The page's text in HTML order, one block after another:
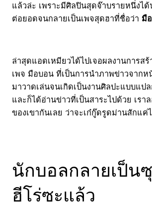
แล้วล่ะ เพราะมีศิลปินสุดจ๊าบรายหนึ่งไ
ต่อยอดจนกลายเป็นเพจสุดฮาที่ชื่อว่า มื
ล่าสุดแอดเหมียวได้ไปเจอผลงานการสร้
เพจ มือบอน ที่เป็นการนำภาพข่าวจากห
มาวาดเล่นจนเกิดเป็นงานศิลปะแบบแป
และก็ได้อ่านข่าวที่เป็นสาระไปด้วย เรา
ของเขากันเลย ว่าจะเก๋กู๊ดรูดม่านสักแค่
นักบอลกลายเป็น
ฮีโร่ซะแล้ว